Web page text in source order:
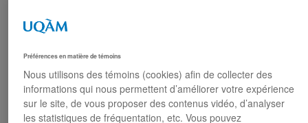
Ensembles du Département
Ensembles en résidence
Premier cycle
Deuxième cycle
Troisième cycle
Corps Professoral
Services
Préférences en matière de témoins
Nous utilisons des témoins (cookies) afin de collecter des
informations qui nous permettent d’améliorer votre expérience
sur le site, de vous proposer des contenus vidéo, d’analyser
les statistiques de fréquentation, etc. Vous pouvez